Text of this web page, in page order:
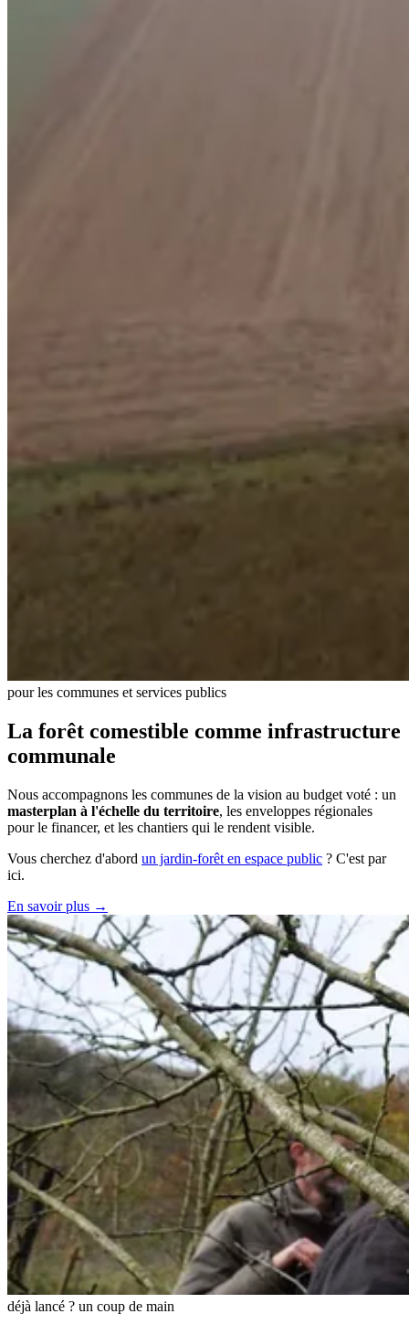
pour les communes et services publics
La forêt comestible comme infrastructure
communale
Nous accompagnons les communes de la vision au budget voté : un
masterplan à l'échelle du territoire, les enveloppes régionales
pour le financer, et les chantiers qui le rendent visible.
Vous cherchez d'abord un jardin-forêt en espace public ? C'est par
ici.
En savoir plus →
déjà lancé ? un coup de main